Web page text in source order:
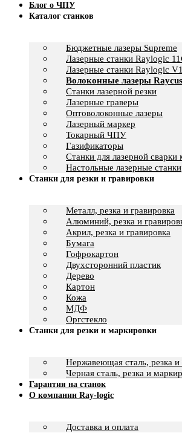
Блог о ЧПУ
Каталог станков
Бюджетные лазеры Supreme
Лазерные станки Raylogic
Лазерные станки Raylogic
Волоконные лазеры Raycus
Станки лазерной резки
Лазерные граверы
Оптоволоконные лазеры
Лазерный маркер
Токарный ЧПУ
Газификаторы
Cтанки для лазерной сварки
Настольные лазерные станки
Станки для резки и гравировки
Металл, резка и гравировка
Алюминий, резка и
Акрил, резка и гравировка
Бумага
Гофрокартон
Двухсторонний пластик
Дерево
Картон
Кожа
МДФ
Оргстекло
Станки для резки и маркировки
Нержавеющая сталь, резка и
Черная сталь, резка и
Гарантия на станок
О компании Ray-logic
Доставка и оплата